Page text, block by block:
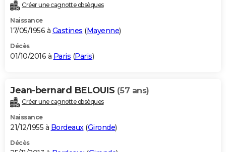
Créer une cagnotte obsèques
Naissance
17/05/1956 à Gastines (Mayenne)
Décès
01/10/2016 à Paris (Paris)
Jean-bernard BELOUIS (57 ans)
Créer une cagnotte obsèques
Naissance
21/12/1955 à Bordeaux(Gironde)
Décès